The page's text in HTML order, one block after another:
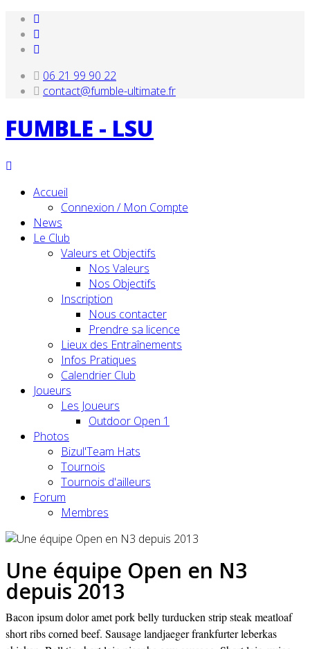
06 21 99 90 22
contact@fumble-ultimate.fr
FUMBLE - LSU
Accueil
Connexion / Mon Compte
News
Le Club
Valeurs et Objectifs
Nos Valeurs
Nos Objectifs
Inscription
Nous contacter
Prendre sa licence
Lieux des Entraînements
Infos Pratiques
Calendrier Club
Joueurs
Les Joueurs
Outdoor Open 1
Photos
Bizul'Team Hats
Tournois
Tournois d'ailleurs
Forum
Membres
Une équipe Open en N3
depuis 2013
Bacon ipsum dolor amet pork belly turducken strip steak meatloaf
short ribs corned beef. Sausage landjaeger frankfurter leberkas